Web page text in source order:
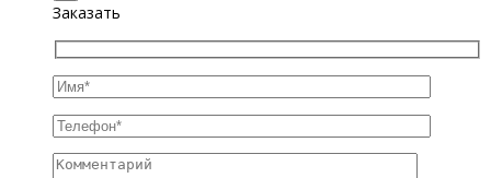
Заказать